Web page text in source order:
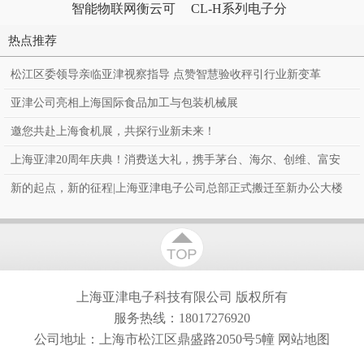
智能物联网衡云可 CL-H系列电子分
热点推荐
松江区委领导亲临亚津视察指导 点赞智慧验收秤引行业新变革
亚津公司亮相上海国际食品加工与包装机械展
邀您共赴上海食机展，共探行业新未来！
上海亚津20周年庆典！消费送大礼，携手茅台、海尔、创维、富安
娜、罗莱、百万豪礼送到家！
新的起点，新的征程|上海亚津电子公司总部正式搬迁至新办公大楼
上海亚津电子科技有限公司 版权所有
服务热线：18017276920
公司地址：上海市松江区鼎盛路2050号5幢 网站地图